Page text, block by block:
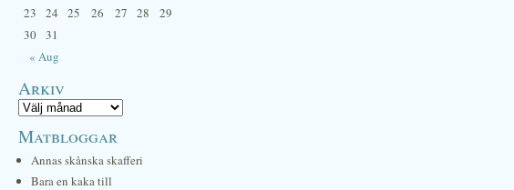
« Aug
23
24 25 26 27 28
29
30 31
Arkiv
Matbloggar
Annas skånska skafferi
Bara en kaka till